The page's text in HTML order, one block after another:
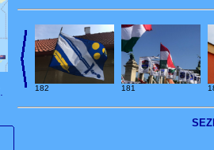
182 181